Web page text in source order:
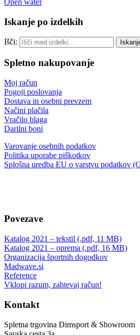
Iskanje po izdelkih
Išči:
Spletno nakupovanje
Moj račun
Pogoji poslovanja
Dostava in osebni prevzem
Načini plačila
Vračilo blaga
Darilni boni
Varovanje osebnih podatkov
Politika uporabe piškotkov
Splošna uredba EU o varstvu podatkov
Povezave
Katalog 2021 – tekstil (.pdf, 11 MB)
Katalog 2021 – oprema (.pdf, 16 MB)
Organizacija športnih dogodkov
Madwave.si
Reference
Vklopi razum, zahtevaj račun!
Kontakt
Spletna trgovina Dimsport & Showroom